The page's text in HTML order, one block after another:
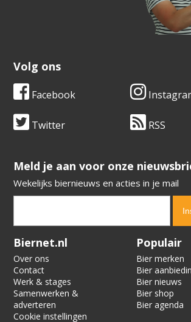
Volg ons
Facebook
Twitter RSS
​​​​​​​Meld je aan voor onze
Wekelijks biernieuws en acties in je mail
Verification code:
Biernet.nl
Over ons
Contact
Werk & stages
Samenwerken &
adverteren
Cookie instellingen
Populair
Bier merken
Bier
Bier nieuws
Bier shop
Bier agenda